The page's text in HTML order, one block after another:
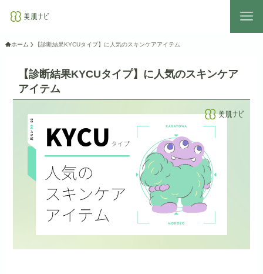
ホーム 【診断結果KYCUタイプ】に人気のスキンケアアイテム
【診断結果KYCUタイプ】に人気のスキンケア
アイテム